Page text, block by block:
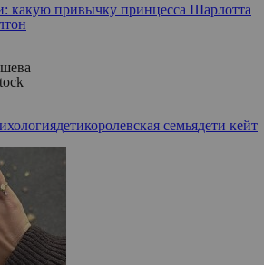
какую привычку принцесса Шарлотта
детикоролевская семьядети кейт